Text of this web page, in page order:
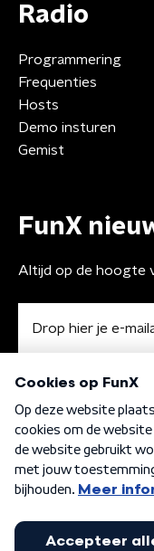
Radio
Programmering
Frequenties
Hosts
Demo insturen
Gemist
FunX
Altijd op de hoogte
Algemene